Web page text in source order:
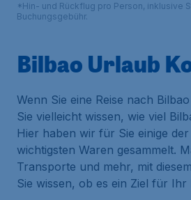
*Hin- und Rückflug pro Person, inklusive
Buchungsgebühr.
Bilbao Urlaub
Wenn Sie eine Reise nach
Sie vielleicht wissen, wie viel
Hier haben wir für Sie einige
wichtigsten Waren gesammelt.
Transporte und mehr, mit
Sie wissen, ob es ein Ziel für Ihr